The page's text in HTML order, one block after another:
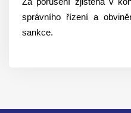
správního řízení a
sankce.